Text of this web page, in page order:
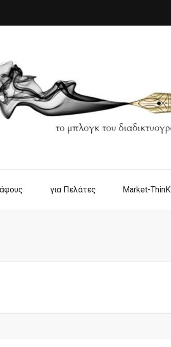
για Πελάτες Market-ThinK